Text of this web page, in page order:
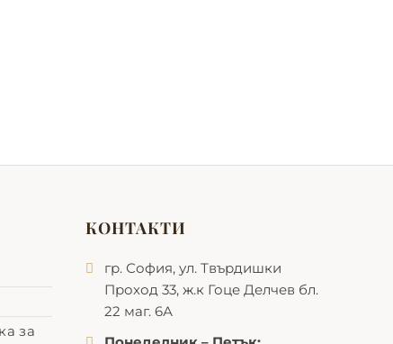
за
КОНТАКТИ
гр. София, ул. Твърдишки
Проход 33, ж.к Гоце Делчев бл.
22 маг. 6А